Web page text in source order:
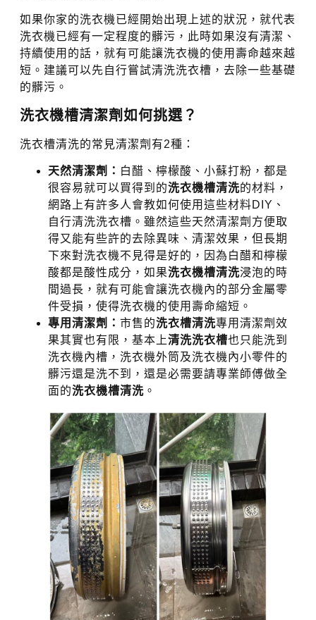
如果你家的洗衣機已經開始出現上述的狀況，就代表
洗衣機已經有一定程度的髒污，此時如果沒有清潔、
持續使用的話，就有可能讓洗衣機的使用壽命越來越
短。建議可以先自行嘗試清洗洗衣槽，去除一些基礎
的髒污。
洗衣機槽清潔劑如何挑選？
洗衣槽清洗的常見清潔劑有2種：
天然清潔劑： 白醋、檸檬酸、小蘇打粉，都是
很容易就可以買得到的洗衣機槽清洗的材料，
網路上有許多人會教如何使用這些材料DIY、
自行清洗洗衣槽。雖然這些天然清潔劑方便取
得又能有些許的去除異味、清潔效果，但長期
下來對洗衣機不見得是好的，因為白醋和檸檬
酸都是酸性成分，如果洗衣機槽清洗浸泡的時
間過長，就有可能會讓洗衣機內的部分金屬零
件受損，使得洗衣機的使用壽命縮短。
專用清潔劑： 市售的洗衣槽清洗專用清潔劑效
果其實也有限，基本上清洗洗衣槽也只能洗到
洗衣機內槽，洗衣機外筒及洗衣機內小零件的
髒污還是洗不到，還是必需要請專業師傅做全
面的洗衣機槽清洗 。